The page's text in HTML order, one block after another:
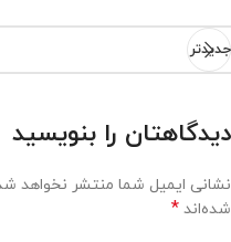
جدیدتر
دیدگاهتان را بنویسید
نشانی ایمیل شما منتشر نخواهد
شده‌اند *